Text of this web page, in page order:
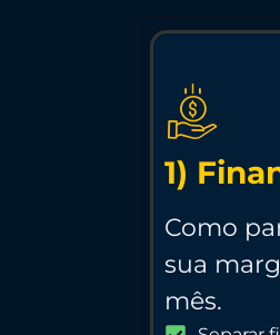
1)
Como
sua
mês.